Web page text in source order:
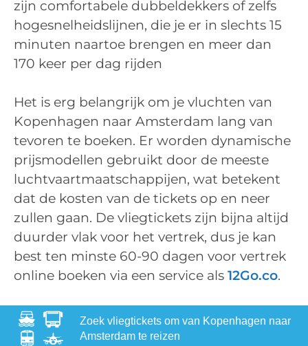
zijn comfortabele dubbeldekkers of zelfs
hogesnelheidslijnen, die je er in slechts 15
minuten naartoe brengen en meer dan
170 keer per dag rijden
Het is erg belangrijk om je vluchten van
Kopenhagen naar Amsterdam lang van
tevoren te boeken. Er worden dynamische
prijsmodellen gebruikt door de meeste
luchtvaartmaatschappijen, wat betekent
dat de kosten van de tickets op en neer
zullen gaan. De vliegtickets zijn bijna altijd
duurder vlak voor het vertrek, dus je kan
best ten minste 60-90 dagen voor vertrek
online boeken via een service als 12Go.co.
Zoek vliegtickets om van Kopenhagen naar
Amsterdam te reizen